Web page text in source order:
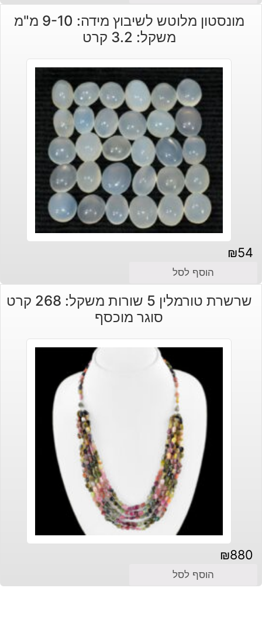
המקורי
היה:
הנוכחי
הוא:
מונסטון מלוטש לשיבוץ מידה: 9-10 מ"מ
משקל: 3.2 קרט
₪54
הוסף לסל
שרשרת טורמלין 5 שורות משקל: 268 קרט
סוגר מוכסף
₪880
הוסף לסל